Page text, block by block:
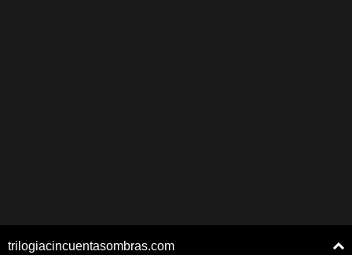
trilogiacincuentasombras.com